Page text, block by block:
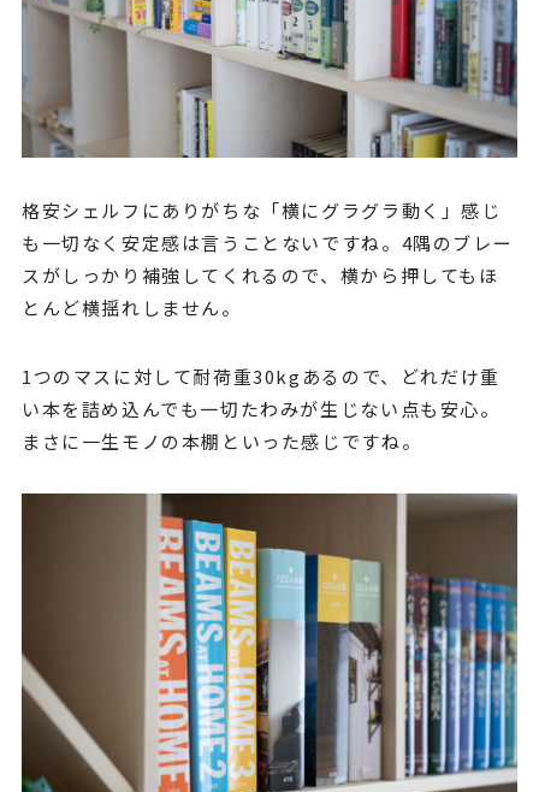
格安シェルフにありがちな「横にグラグラ動く」感じ
も一切なく安定感は言うことないですね。4隅のブレー
スがしっかり補強してくれるので、横から押してもほ
とんど横揺れしません。
1つのマスに対して耐荷重30kgあるので、どれだけ重
い本を詰め込んでも一切たわみが生じない点も安心。
まさに一生モノの本棚といった感じですね。